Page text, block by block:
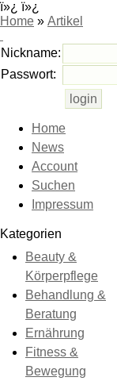
ï»¿ ï»¿
Home » Artikel
Nickname:
Passwort:
Home
News
Account
Suchen
Impressum
Kategorien
Beauty &
Körperpflege
Behandlung &
Beratung
Ernährung
Fitness &
Bewegung